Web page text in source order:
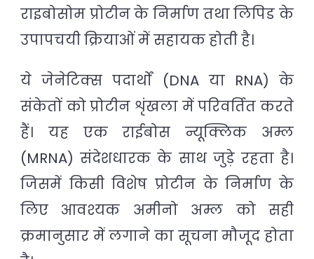
राइबोसोम प्रोटीन के निर्माण तथा लिपिड के
उपापचयी क्रियाओं में सहायक होती है।
ये जेनेटिक्स पदार्थों (DNA या RNA) के
संकेतों को प्रोटीन शृंखला में परिवर्तित करते
हैं। यह एक राईबोस न्यूक्लिक अम्ल
(MRNA) संदेशधारक के साथ जुड़े रहता है।
जिसमें किसी विशेष प्रोटीन के निर्माण के
लिए आवश्यक अमीनो अम्ल को सही
क्रमानुसार में लगाने का सूचना मौजूद होता